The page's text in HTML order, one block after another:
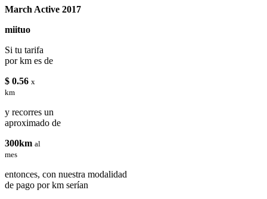
March Active 2017
miituo
Si tu tarifa
por km es de
$ 0.56 x
km
y recorres un
aproximado de
300km al
mes
entonces, con nuestra modalidad
de pago por km serían